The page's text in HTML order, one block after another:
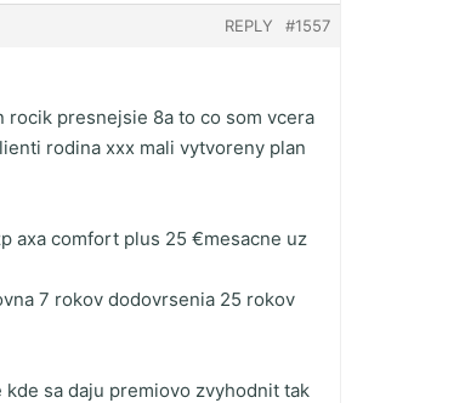
#1557
REPLY
rocik presnejsie 8a to co som vcera
rodina xxx mali vytvoreny plan
axa comfort plus 25 €mesacne uz
7 rokov dodovrsenia 25 rokov
sa daju premiovo zvyhodnit tak